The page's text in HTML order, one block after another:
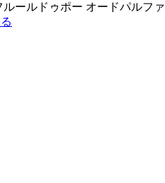
ールドゥポー オードパルファ